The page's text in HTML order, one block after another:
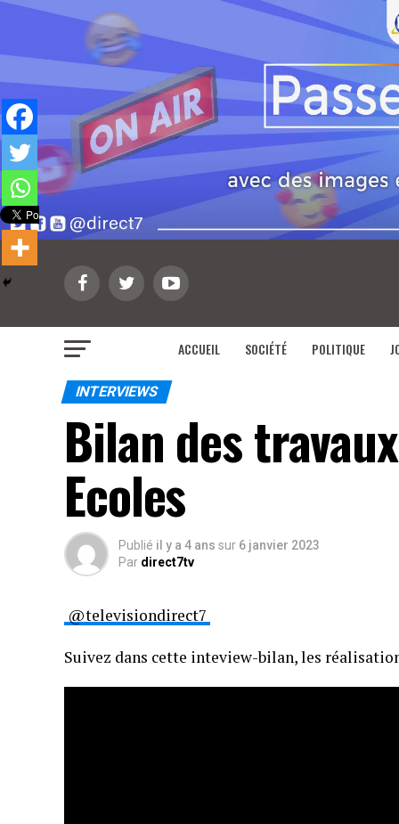
ACCUEIL SOCIÉTÉ POLITIQUE
INTERVIEWS
Bilan des
Ecoles
Publié il y a 4 ans sur 6 janvier 2023
Par direct7tv
@televisiondirect7
Suivez dans cette inteview-bilan, les